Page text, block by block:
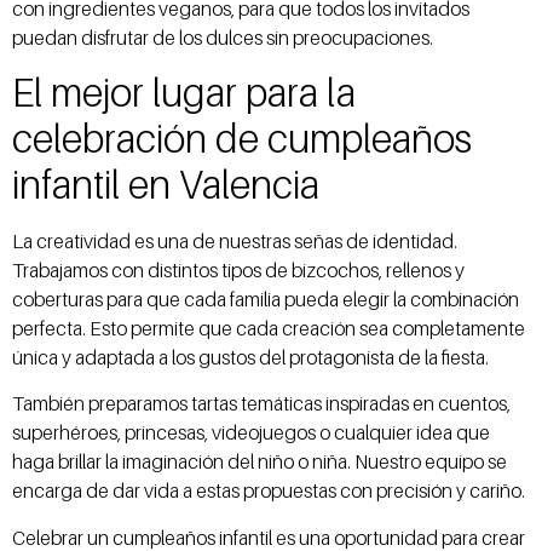
con ingredientes veganos, para que todos los invitados
puedan disfrutar de los dulces sin preocupaciones.
El mejor lugar para la
celebración de cumpleaños
infantil en Valencia
La creatividad es una de nuestras señas de identidad.
Trabajamos con distintos tipos de bizcochos, rellenos y
coberturas para que cada familia pueda elegir la combinación
perfecta. Esto permite que cada creación sea completamente
única y adaptada a los gustos del protagonista de la fiesta.
También preparamos tartas temáticas inspiradas en cuentos,
superhéroes, princesas, videojuegos o cualquier idea que
haga brillar la imaginación del niño o niña. Nuestro equipo se
encarga de dar vida a estas propuestas con precisión y cariño.
Celebrar un cumpleaños infantil es una oportunidad para crear